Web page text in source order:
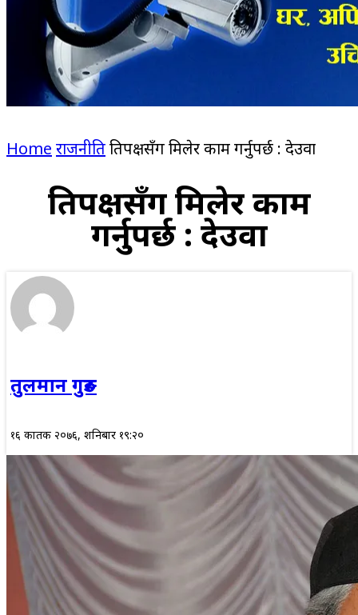
Home राजनीतिप्रतिपक्षसँग मिलेर काम गर्नुपर्छ : देउवा
प्रतिपक्षसँग मिलेर काम
गर्नुपर्छ : देउवा
तुलमान गुरुङ
१६ कार्तिक २०७६, शनिबार १९:२०